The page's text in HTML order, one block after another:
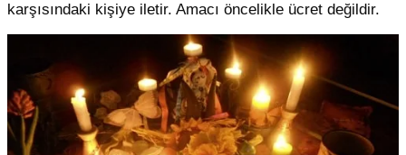
karşısındaki kişiye iletir. Amacı öncelikle ücret değildir.